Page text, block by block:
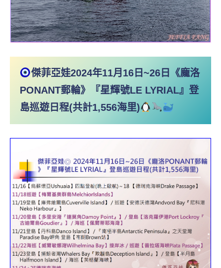
傑菲亞娃2024年11月16日~26日《龐洛
PONANT郵輪》『星輝號LE LYRIAL』登
島巡遊日程(共計1,556海里)